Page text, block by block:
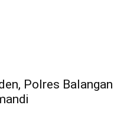
Polres Balangan